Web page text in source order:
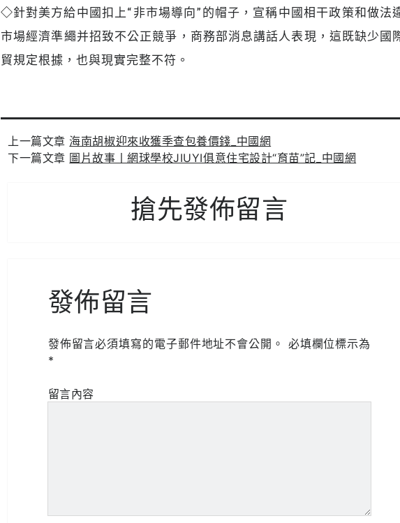
◇針對美方給中國扣上“非市場導向”的帽子，宣稱中國相干政策和做法
市場經濟準繩并招致不公正競爭，商務部消息講話人表現，這既缺少國
貿規定根據，也與現實完整不符。
上一篇文章 海南胡椒迎來收獲季查包養價錢_中國網
下一篇文章 圖片故事丨網球學校JIUYI俱意住宅設計“育苗”記_中國網
搶先發佈留言
發佈留言
發佈留言必須填寫的電子郵件地址不會公開。 必填欄位標示為
*
留言內容